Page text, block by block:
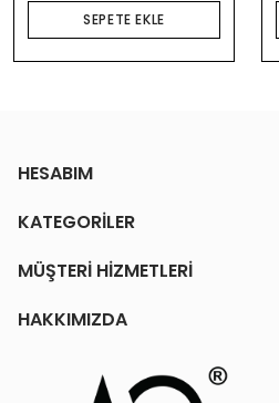
SEPETE EKLE
HESABIM
KATEGORİLER
MÜŞTERİ HİZMETLERİ
HAKKIMIZDA